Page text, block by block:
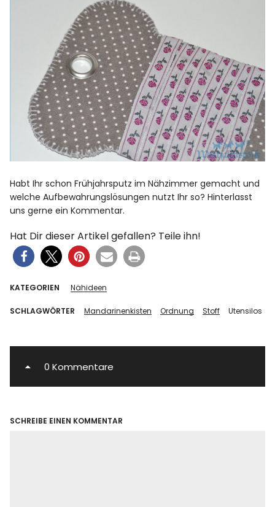
Habt Ihr schon Frühjahrsputz im Nähzimmer gemacht und
welche Aufbewahrungslösungen nutzt Ihr so? Hinterlasst
uns gerne ein Kommentar.
Hat Dir dieser Artikel gefallen? Teile ihn!
KATEGORIEN Nähideen
SCHLAGWÖRTER Mandarinenkisten Ordnung Stoff Utensilos
0 Kommentare
SCHREIBE EINEN KOMMENTAR